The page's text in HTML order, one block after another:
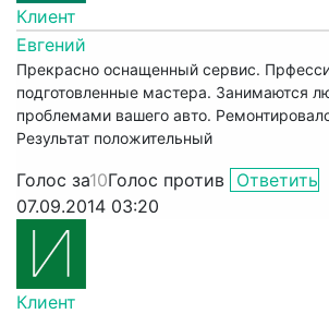
Клиент
Евгений
Прекрасно оснащенный сервис.
подготовленные мастера. Занимаются
проблемами вашего авто.
Результат положительный
Голос за10Голос против Ответить
07.09.2014 03:20
Клиент